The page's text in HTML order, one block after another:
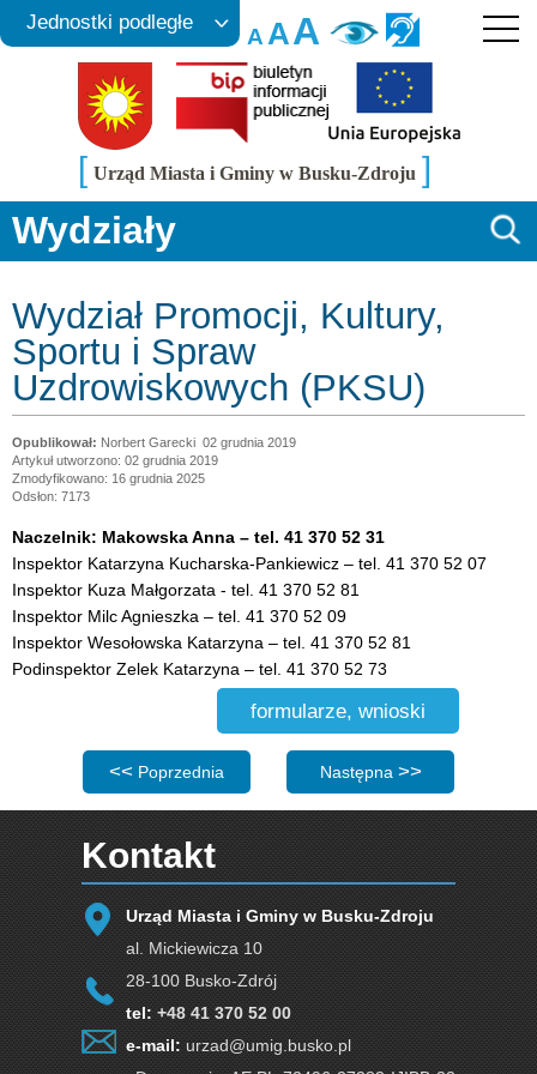
AAA
Jednostki podległe
[ Urząd Miasta i Gminy w Busku-Zdroju ]
Wydziały
Wydział Promocji, Kultury,
Sportu i Spraw
Uzdrowiskowych (PKSU)
Norbert Garecki 02 grudnia 2019
Artykuł utworzono: 02 grudnia 2019
Zmodyfikowano: 16 grudnia 2025
Odsłon: 7173
Naczelnik: Makowska Anna – tel. 41 370 52 31
Inspektor Katarzyna Kucharska-Pankiewicz – tel. 41 370 52 07
Inspektor Kuza Małgorzata - tel. 41 370 52 81
Inspektor Milc Agnieszka – tel. 41 370 52 09
Inspektor Wesołowska Katarzyna – tel. 41 370 52 81
Podinspektor Zelek Katarzyna – tel. 41 370 52 73
formularze, wnioski
Poprzednia strona: Wydział Oświaty i Infrastruktury
Poprzednia Następna strona: Wydział
Następna
Kontakt
Urząd Miasta i Gminy w Busku-Zdroju
al. Mickiewicza 10
28-100 Busko-Zdrój
tel: +48 41 370 52 00
e-mail: urzad@umig.busko.pl